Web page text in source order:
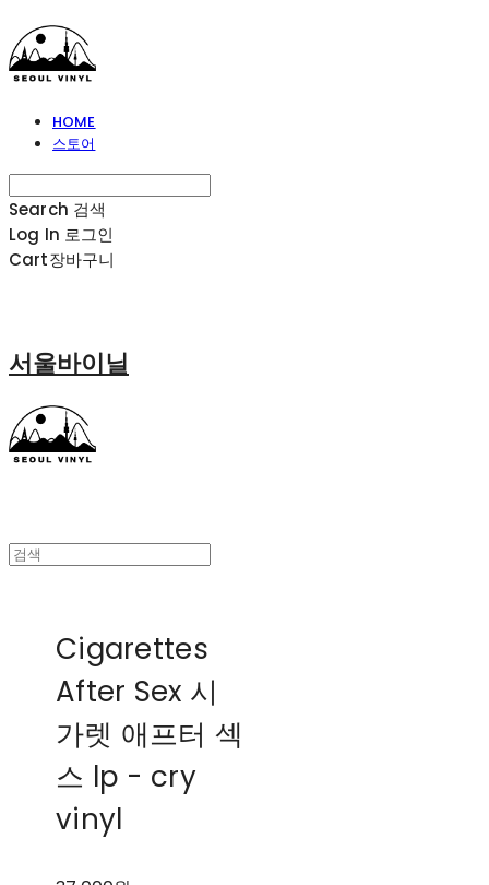
HOME
스토어
Search 검색
Log In 로그인
Cart장바구니
서울바이닐
Cigarettes
After Sex 시
가렛 애프터 섹
스 lp - cry
vinyl